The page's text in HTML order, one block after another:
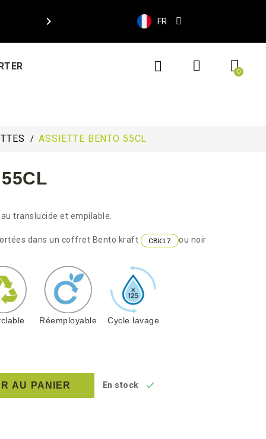
 FR
ASSIETTE BENTO 55CL
translucide et empilable.
dans un coffret Bento kraft CBK17 ou noir
Réemployable Cycle lavage
AU PANIER En stock 